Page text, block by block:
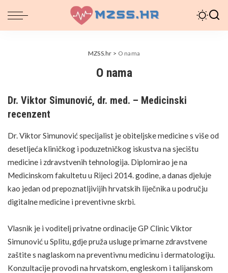
MZSS.hr > O nama
O nama
Dr. Viktor Simunović, dr. med. – Medicinski
recenzent
Dr. Viktor Simunović specijalist je obiteljske medicine s više od
desetljeća kliničkog i poduzetničkog iskustva na sjecištu
medicine i zdravstvenih tehnologija. Diplomirao je na
Medicinskom fakultetu u Rijeci 2014. godine, a danas djeluje
kao jedan od prepoznatljivijih hrvatskih liječnika u području
digitalne medicine i preventivne skrbi.
Vlasnik je i voditelj privatne ordinacije GP Clinic Viktor
Simunoviću Splitu, gdje pruža usluge primarne zdravstvene
zaštite s naglaskom na preventivnu medicinu i dermatologiju.
Konzultacije provodi na hrvatskom, engleskom i talijanskom